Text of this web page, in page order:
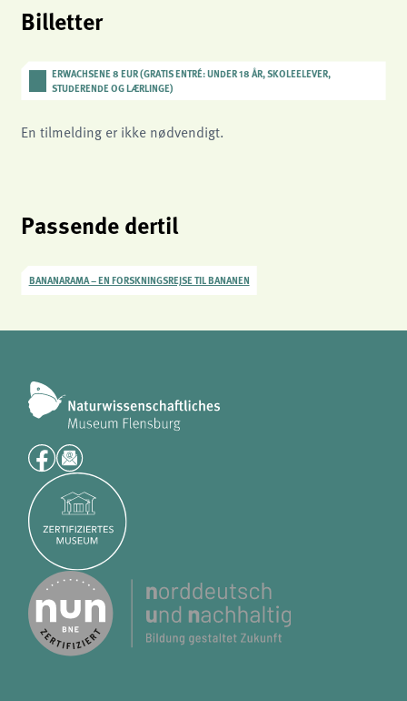
Billetter
ERWACHSENE 8 EUR (GRATIS ENTRÉ: UNDER 18 ÅR, SKOLEELEVER,
STUDERENDE OG LÆRLINGE)
En tilmelding er ikke nødvendigt.
Passende dertil
BANANARAMA – EN FORSKNINGSREJSE TIL BANANEN